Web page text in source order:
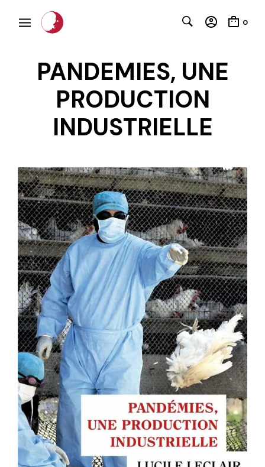
0
PANDEMIES, UNE
PRODUCTION
INDUSTRIELLE